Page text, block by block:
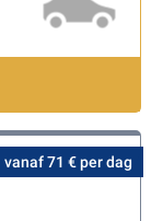
vanaf 71 € per dag